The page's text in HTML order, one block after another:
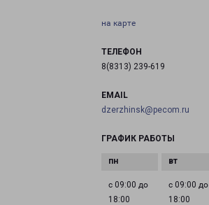
на карте
ТЕЛЕФОН
8(8313) 239-619
EMAIL
dzerzhinsk@pecom.ru
ГРАФИК РАБОТЫ
с 09:00 до
18:00
с 09:00 до
18:00